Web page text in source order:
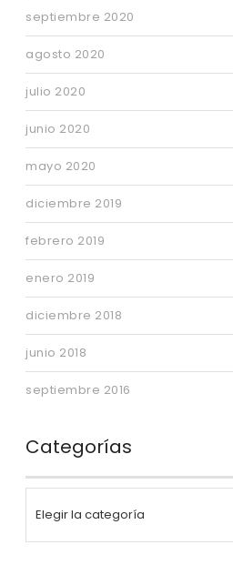
septiembre 2020
agosto 2020
julio 2020
junio 2020
mayo 2020
diciembre 2019
febrero 2019
enero 2019
diciembre 2018
junio 2018
septiembre 2016
Categorías